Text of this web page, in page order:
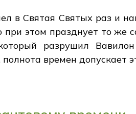
в Святая Святых раз и
при этом празднует то
разрушил
времен допускает